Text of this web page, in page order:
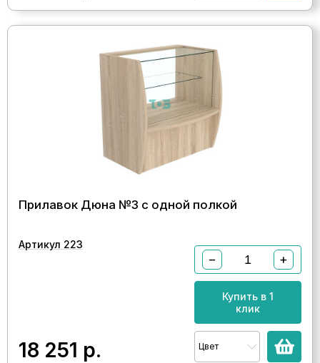
Прилавок Дюна №3 с одной полкой
Артикул 223
18 251 р.
− +
Купить в 1
клик
Цвет